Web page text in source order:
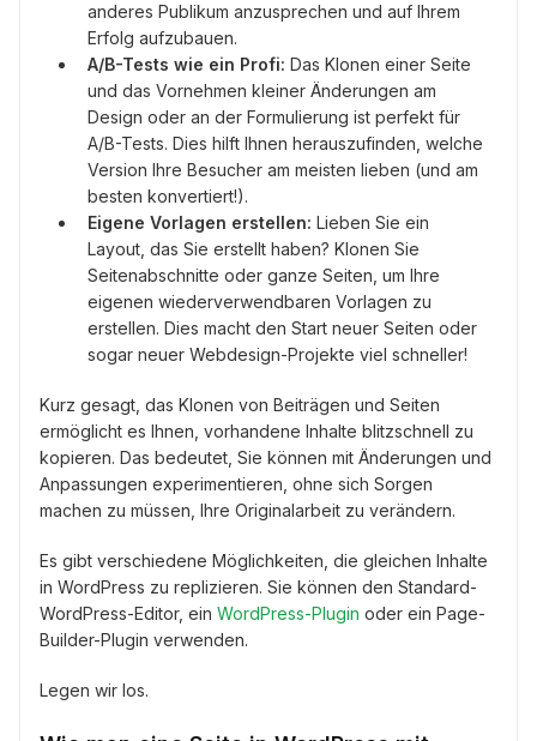
anderes Publikum anzusprechen und auf Ihrem
Erfolg aufzubauen.
A/B-Tests wie ein Profi: Das Klonen einer Seite
und das Vornehmen kleiner Änderungen am
Design oder an der Formulierung ist perfekt für
A/B-Tests. Dies hilft Ihnen herauszufinden, welche
Version Ihre Besucher am meisten lieben (und am
besten konvertiert!).
Eigene Vorlagen erstellen: Lieben Sie ein
Layout, das Sie erstellt haben? Klonen Sie
Seitenabschnitte oder ganze Seiten, um Ihre
eigenen wiederverwendbaren Vorlagen zu
erstellen. Dies macht den Start neuer Seiten oder
sogar neuer Webdesign-Projekte viel schneller!
Kurz gesagt, das Klonen von Beiträgen und Seiten
ermöglicht es Ihnen, vorhandene Inhalte blitzschnell zu
kopieren. Das bedeutet, Sie können mit Änderungen und
Anpassungen experimentieren, ohne sich Sorgen
machen zu müssen, Ihre Originalarbeit zu verändern.
Es gibt verschiedene Möglichkeiten, die gleichen Inhalte
in WordPress zu replizieren. Sie können den Standard-
WordPress-Editor, ein WordPress-Plugin oder ein Page-
Builder-Plugin verwenden.
Legen wir los.